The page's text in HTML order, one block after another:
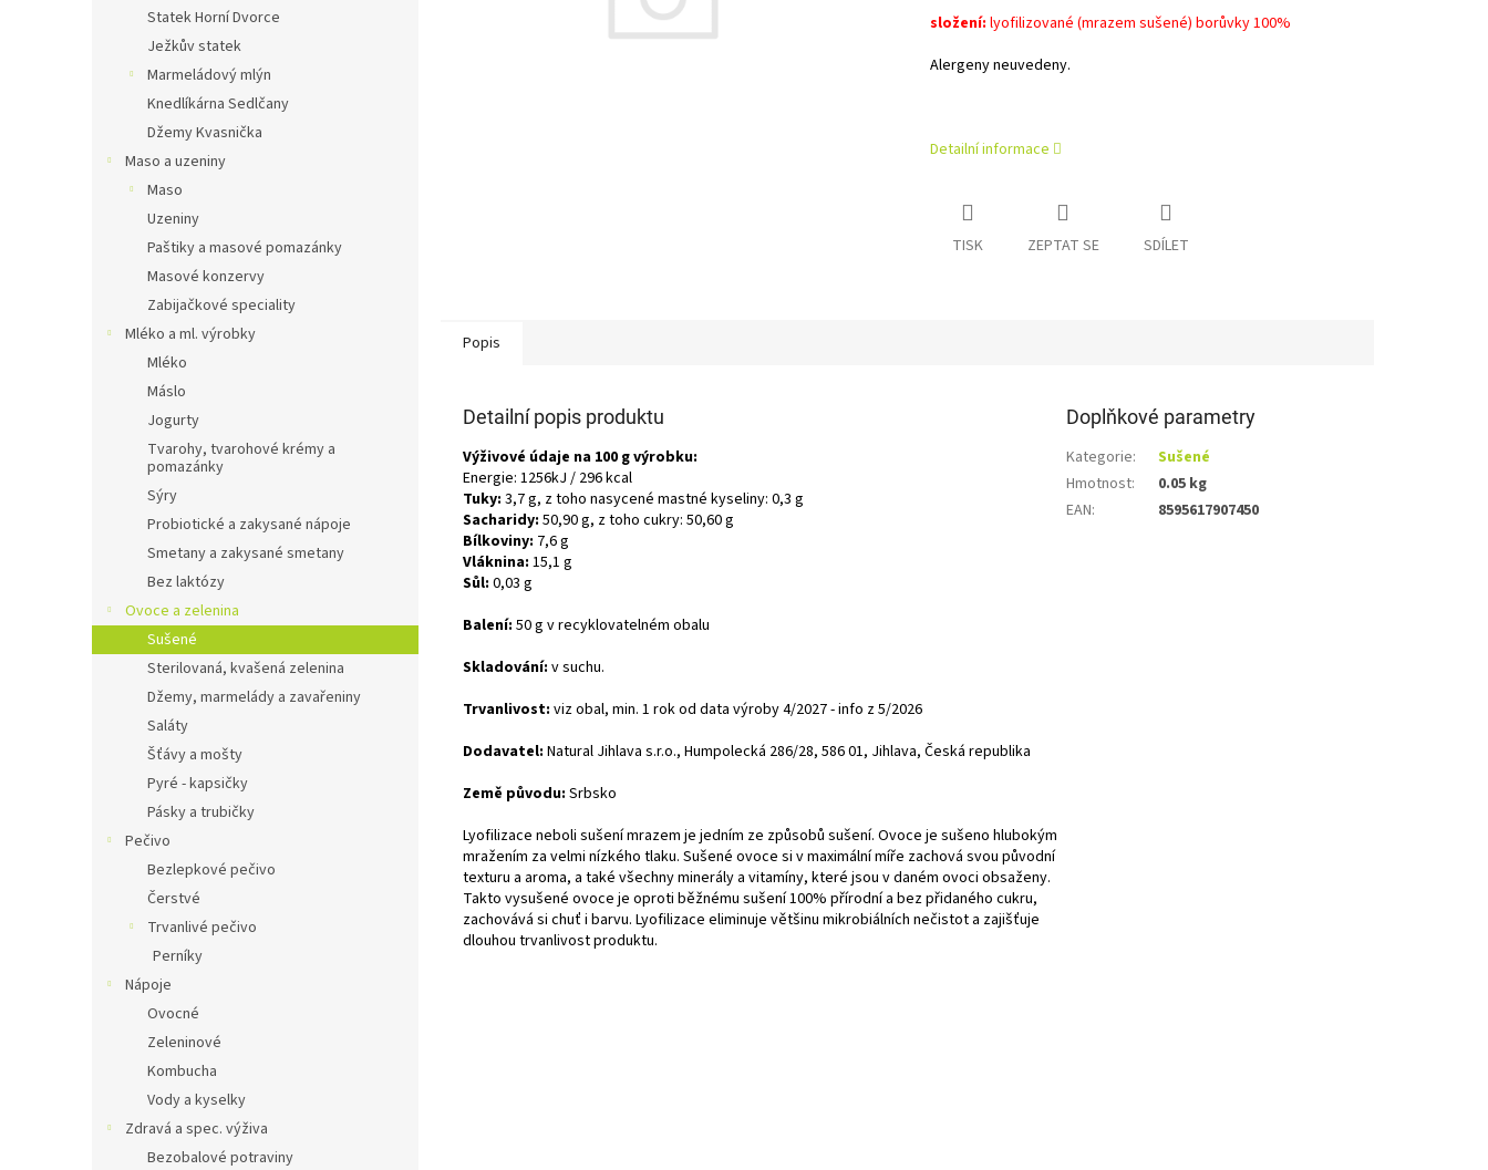
Statek Horní Dvorce
Ježkův statek
Marmeládový mlýn
Knedlíkárna Sedlčany
Džemy Kvasnička
Maso a uzeniny
Maso
Uzeniny
Paštiky a masové pomazánky
Masové konzervy
Zabijačkové speciality
Mléko a ml. výrobky
Mléko
Máslo
Jogurty
Tvarohy, tvarohové krémy a
pomazánky
Sýry
Probiotické a zakysané nápoje
Smetany a zakysané smetany
Bez laktózy
Ovoce a zelenina
Sušené
Sterilovaná, kvašená zelenina
Džemy, marmelády a zavařeniny
Saláty
Šťávy a mošty
Pyré - kapsičky
Pásky a trubičky
Pečivo
Bezlepkové pečivo
Čerstvé
Trvanlivé pečivo
Perníky
Nápoje
Ovocné
Zeleninové
Kombucha
Vody a kyselky
Zdravá a spec. výživa
Bezobalové potraviny
složení: lyofilizované (mrazem sušené) borůvky 100%
Alergeny neuvedeny.
Detailní informace
TISK ZEPTAT SE SDÍLET
Popis
Detailní popis produktu
Výživové údaje na 100 g výrobku:
Energie: 1256kJ / 296 kcal
Tuky: 3,7 g, z toho nasycené mastné kyseliny: 0,3 g
Sacharidy: 50,90 g, z toho cukry: 50,60 g
Bílkoviny: 7,6 g
Vláknina: 15,1 g
Sůl: 0,03 g
Balení: 50 g v recyklovatelném obalu
Skladování: v suchu.
Trvanlivost: viz obal, min. 1 rok od data výroby 4/2027 - info z 5/2026
Dodavatel: Natural Jihlava s.r.o., Humpolecká 286/28, 586 01, Jihlava, Česká republika
Země původu: Srbsko
Lyofilizace neboli sušení mrazem je jedním ze způsobů sušení. Ovoce je sušeno hlubokým
mražením za velmi nízkého tlaku. Sušené ovoce si v maximální míře zachová svou původní
texturu a aroma, a také všechny minerály a vitamíny, které jsou v daném ovoci obsaženy.
Takto vysušené ovoce je oproti běžnému sušení 100% přírodní a bez přidaného cukru,
zachovává si chuť i barvu. Lyofilizace eliminuje většinu mikrobiálních nečistot a zajišťuje
dlouhou trvanlivost produktu.
Doplňkové parametry
Kategorie:
Sušené
Hmotnost:
0.05 kg
EAN: 8595617907450